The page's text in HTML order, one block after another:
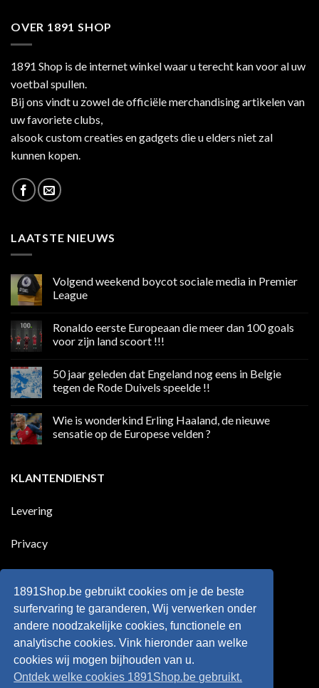
OVER 1891 SHOP
1891 Shop is de internet winkel waar u terecht kan voor al uw
voetbal spullen.
Bij ons vindt u zowel de officiële merchandising artikelen van
uw favoriete clubs,
alsook custom creaties en gadgets die u elders niet zal
kunnen kopen.
LAATSTE NIEUWS
Volgend weekend boycot sociale media in Premier
League
op
weekend
media
in
Premier
Ronaldo eerste Europeaan die meer dan 100 goals
voor zijn land scoort !!!
op
Ronaldo
eerste
meer
100
land
scoort
50 jaar geleden dat Engeland nog eens in Belgie
tegen de Rode Duivels speelde !!
op
jaar
nog
eens
tegen
Wie is wonderkind Erling Haaland, de nieuwe
sensatie op de Europese velden ?
Wie
is
Haaland,
Europese
KLANTENDIENST
Levering
Privacy
Retourneren
Algemene voorwaarden
1891Shop.be gebruikt cookies om je de beste
surfervaring te garanderen, Wij verwerken onder
andere noodzakelijke cookies, functionele en
analytische cookies. Vink hieronder aan welke
cookies wij mogen bijhouden van u.
Ontdek welke cookies 1891Shop.be gebruikt.